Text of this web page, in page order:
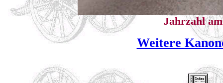
Jahrzahl
Weitere